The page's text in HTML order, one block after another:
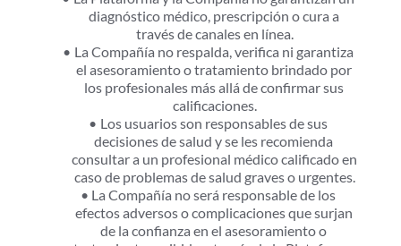
diagnóstico médico, prescripción o cura a
través de canales en línea.
La Compañía no respalda, verifica ni garantiza
el asesoramiento o tratamiento brindado por
los profesionales más allá de confirmar sus
calificaciones.
Los usuarios son responsables de sus
decisiones de salud y se les recomienda
consultar a un profesional médico calificado en
caso de problemas de salud graves o urgentes.
La Compañía no será responsable de los
efectos adversos o complicaciones que surjan
de la confianza en el asesoramiento o